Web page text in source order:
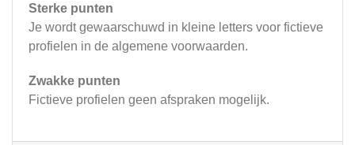
Sterke punten
Je wordt gewaarschuwd in kleine letters voor fictieve
profielen in de algemene voorwaarden.
Zwakke punten
Fictieve profielen geen afspraken mogelijk.